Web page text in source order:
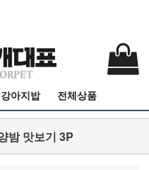
강아지밥 전체상품
밤 맛보기 3P